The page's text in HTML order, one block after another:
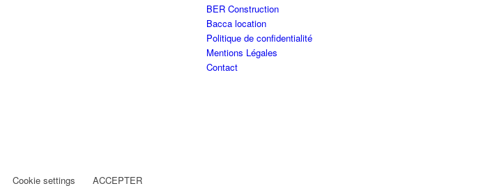
BER Construction
Bacca location
Politique de confidentialité
Mentions Légales
Contact
Cookie settings ACCEPTER